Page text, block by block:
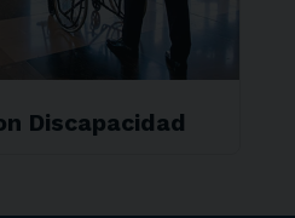
Discapacidad